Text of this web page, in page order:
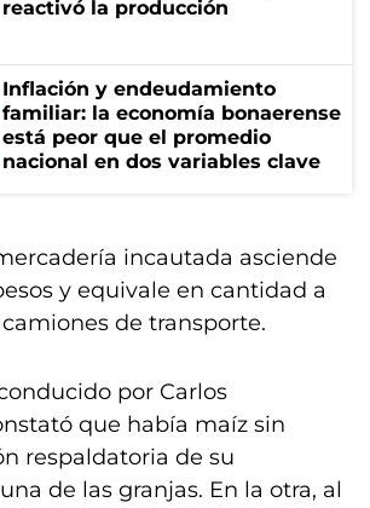
reactivó la producción
Inflación y endeudamiento
familiar: la economía bonaerense
está peor que el promedio
nacional en dos variables clave
incautada asciende
y equivale en cantidad a
de transporte.
por Carlos
que había maíz sin
respaldatoria de su
de las granjas. En la otra, al